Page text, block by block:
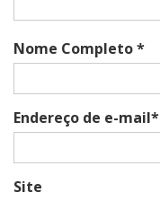
Nome Completo *
Endereço de e-mail*
Site